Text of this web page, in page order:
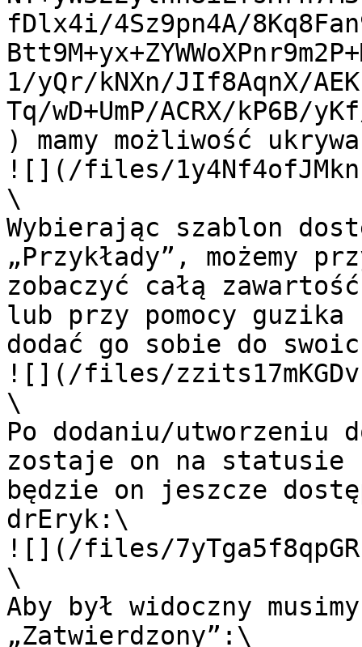
fDlx4i/4Sz9pn4A/
1/yQr/kNXn/JIf8AqnX/
Tq/wD+UmP/ACRX/kP6B/
) mamy możliwość
![](/files/
\
Wybierając szablon
„Przykłady”, możemy
zobaczyć całą
lub przy pomocy guzika
dodać go sobie do
![](/files/
\
Po dodaniu/utworzeniu
zostaje on na statusie
będzie on jeszcze
drEryk:\
![](/files/
\
Aby był widoczny
„Zatwierdzony”:\